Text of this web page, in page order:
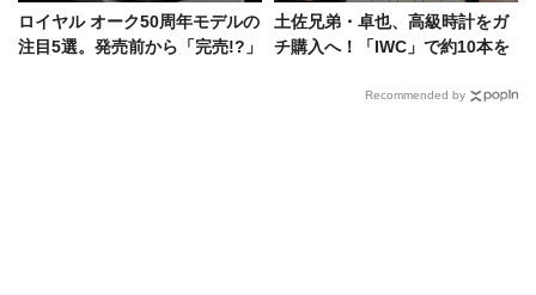
ロイヤル オーク50周年モデルの
注目5選。発売前から「完売!?」
土佐兄弟・卓也、高級時計をガ
チ購入へ！「IWC」で約10本を
Recommended by